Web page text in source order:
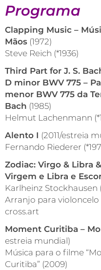
Programa
Clapping Music –
Mãos (1972)
Steve Reich (*1936)
Third Part for J. S.
D minor BWV 775 –
menor BWV 775 da
Bach (1985)
Helmut Lachenmann
Alento I (2011/estreia
Fernando Riederer
Zodiac: Virgo & Libra
Virgem e Libra e
Karlheinz Stockhausen
Arranjo para
cross.art
Moment Curitiba –
estreia mundial)
Música para o filme
Curitiba” (2009)